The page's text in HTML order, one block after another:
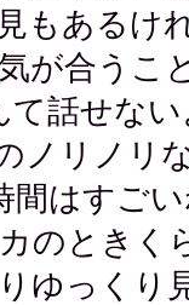
もあるけ
が合うこ
て話せな
ノリノリ
間はすご
のときく
ゆっくり